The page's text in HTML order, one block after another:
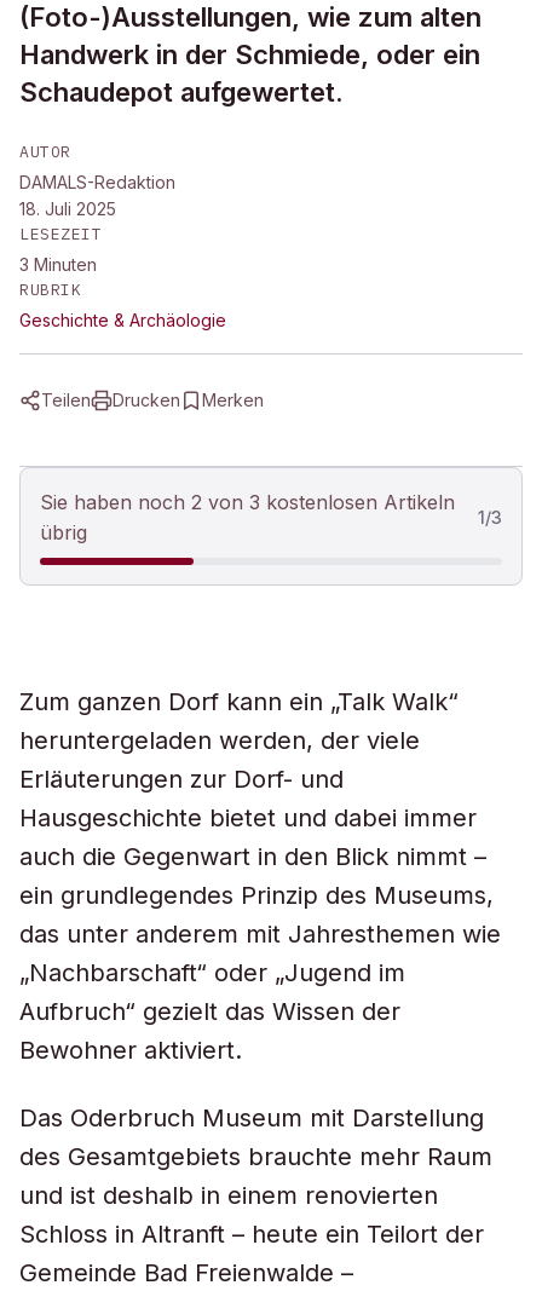
(Foto-)Ausstellungen, wie zum alten
Handwerk in der Schmiede, oder ein
Schaudepot aufgewertet.
AUTOR
DAMALS-Redaktion
18. Juli 2025
LESEZEIT
3 Minuten
RUBRIK
Geschichte & Archäologie
Teilen Drucken Merken
Sie haben noch 2 von 3 kostenlosen Artikeln
übrig
1/3
Zum ganzen Dorf kann ein „Talk Walk“
heruntergeladen werden, der viele
Erläuterungen zur Dorf- und
Hausgeschichte bietet und dabei immer
auch die Gegenwart in den Blick nimmt –
ein grundlegendes Prinzip des Museums,
das unter anderem mit Jahresthemen wie
„Nachbarschaft“ oder „Jugend im
Aufbruch“ gezielt das Wissen der
Bewohner aktiviert.
Das Oderbruch Museum mit Darstellung
des Gesamtgebiets brauchte mehr Raum
und ist deshalb in einem renovierten
Schloss in Altranft – heute ein Teilort der
Gemeinde Bad Freienwalde –